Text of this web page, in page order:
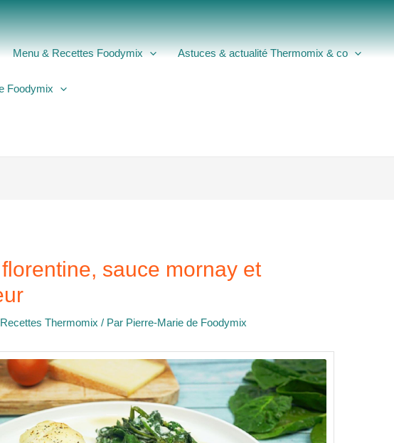
Menu & Recettes Foodymix Astuces & actualité Thermomix & co
Foodymix
sauce mornay et
Recettes Thermomix / Par Pierre-Marie de Foodymix